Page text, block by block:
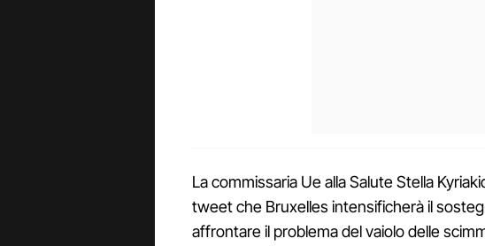
La commissaria Ue alla Salute Stella
tweet che Bruxelles intensificherà il
affrontare il problema del vaiolo delle